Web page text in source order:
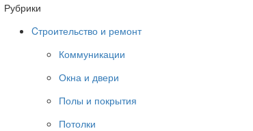
Рубрики
Cтроительство и ремонт
Коммуникации
Окна и двери
Полы и покрытия
Потолки